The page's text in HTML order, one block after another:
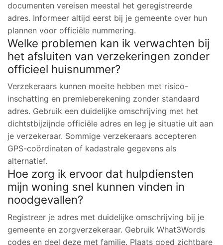
documenten vereisen meestal het geregistreerde
adres. Informeer altijd eerst bij je gemeente over hun
plannen voor officiële nummering.
Welke problemen kan ik verwachten bij
het afsluiten van verzekeringen zonder
officieel huisnummer?
Verzekeraars kunnen moeite hebben met risico-
inschatting en premieberekening zonder standaard
adres. Gebruik een duidelijke omschrijving met het
dichtstbijzijnde officiële adres en leg je situatie uit aan
je verzekeraar. Sommige verzekeraars accepteren
GPS-coördinaten of kadastrale gegevens als
alternatief.
Hoe zorg ik ervoor dat hulpdiensten
mijn woning snel kunnen vinden in
noodgevallen?
Registreer je adres met duidelijke omschrijving bij je
gemeente en zorgverzekeraar. Gebruik What3Words
codes en deel deze met familie. Plaats goed zichtbare